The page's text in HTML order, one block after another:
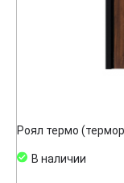
Роял термо
В наличии